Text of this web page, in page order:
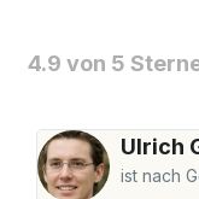
4.9 von 5
Ulrich
ist nach